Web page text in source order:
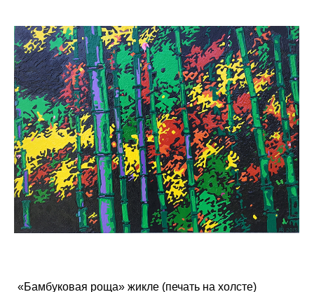
«Бамбуковая роща» жикле (печать на холсте)